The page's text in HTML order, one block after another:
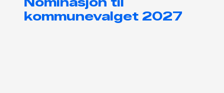
kommunevalget 2027